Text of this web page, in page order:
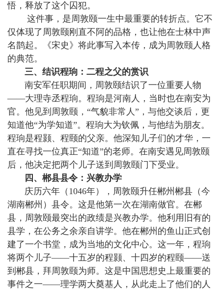
悟，释放了这个囚犯。
这件事，是周敦颐一生中最重要的转折点。它不
仅体现了周敦颐刚直不阿的品格，也让他在士林中声
名鹊起。《宋史》将此事写入本传，成为周敦颐人格
的典范。
三、结识程珦：二程之父的赏识
南安军任职期间，周敦颐结识了一位重要人物
——大理寺丞程珦。程珦是河南人，当时也在南安为
官。他见到周敦颐，“气貌非常人”，与他交谈后，更
知道他“为学知道”。程珦大为钦佩，与他结为朋友。
程珦是程颢、程颐的父亲。他深知儿子们的才华，一
直在寻找一位真正“知道”的老师。在南安遇见周敦颐
后，他决定把两个儿子送到周敦颐门下受业。
四、郴县县令：兴教办学
庆历六年（1046年），周敦颐升任郴州郴县（今
湖南郴州）县令。这是他第一次在湖南做官。在郴
县，周敦颐最突出的政绩是兴教办学。他利用旧有的
县学，在公务之余亲自讲学。他在郴州的鱼山正式创
建了一个书堂，成为当地的文化中心。这一年，程珦
将两个儿子——十五岁的程颢、十四岁的程颐——送
到郴县，拜周敦颐为师。这是中国思想史上最重要的
事件之一——理学两大奠基人，从此走上了他们的人